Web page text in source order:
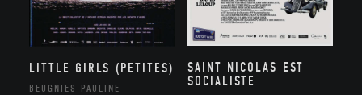
LITTLE GIRLS (PETITES)
BEUGNIES PAULINE
SAINT NICOLAS EST
SOCIALISTE